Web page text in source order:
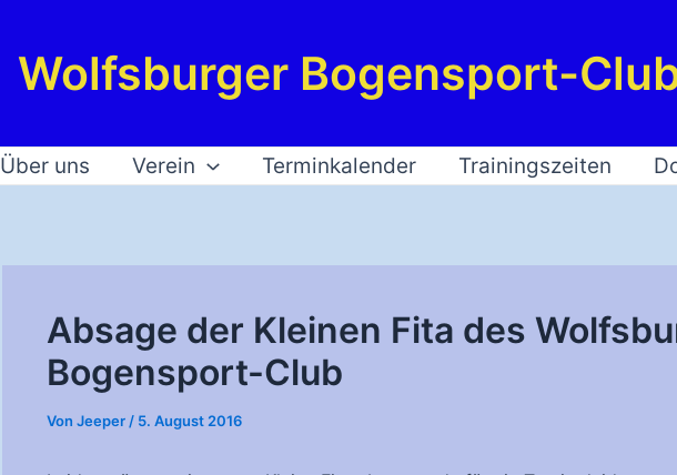
Wolfsburger Bogensport-
Über uns Verein Terminkalender Trainingszeiten
Absage der Kleinen Fita des
Bogensport-Club
Von Jeeper / 5. August 2016